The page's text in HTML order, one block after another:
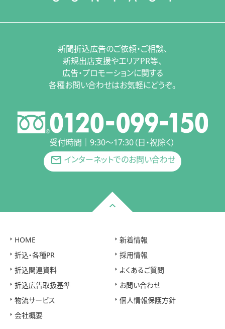
新聞折込広告のご依頼・ご相談、
新規出店支援やエリアPR等、
広告・プロモーションに関する
各種お問い合わせはお気軽にどうぞ。
受付時間｜9:30〜17:30（日・祝除く）
mail_outline インターネットでのお問い合わせ
HOME
新着情報
折込・各種PR
採用情報
折込関連資料
よくあるご質問
折込広告取扱基準
お問い合わせ
物流サービス
個人情報保護方針
会社概要